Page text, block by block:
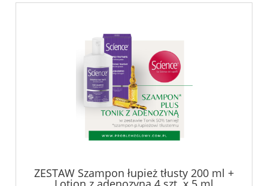
ZESTAW Szampon łupież tłusty 200 ml +